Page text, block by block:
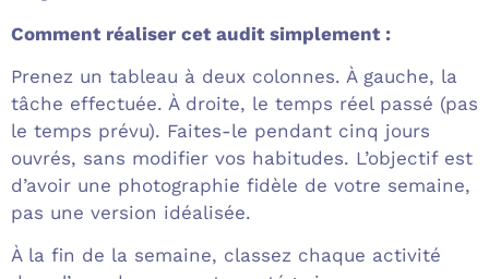
Comment réaliser cet audit simplement :
Prenez un tableau à deux colonnes. À gauche, la
tâche effectuée. À droite, le temps réel passé (pas
le temps prévu). Faites-le pendant cinq jours
ouvrés, sans modifier vos habitudes. L’objectif est
d’avoir une photographie fidèle de votre semaine,
pas une version idéalisée.
À la fin de la semaine, classez chaque activité